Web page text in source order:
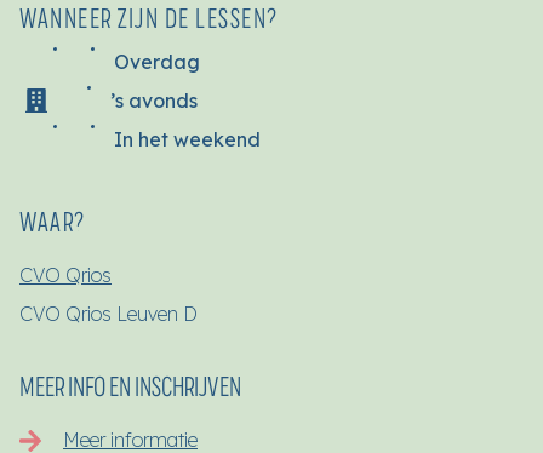
WANNEER ZIJN DE LESSEN?
Overdag
’s avonds
In het weekend
WAAR?
CVO Qrios
CVO Qrios Leuven D
MEER INFO EN INSCHRIJVEN
Meer informatie